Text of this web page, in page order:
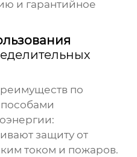
и гарантийное
по
защиту от
током и пожаров.